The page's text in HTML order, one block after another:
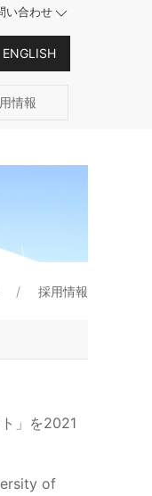
い合わせ
ENGLISH
情報
採用情報
」を2021
of